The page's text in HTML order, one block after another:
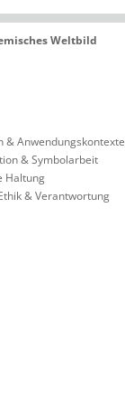
Weltbild
& Anwendungskontexte
& Symbolarbeit
Haltung
& Verantwortung